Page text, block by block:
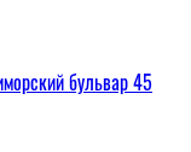
бульвар 45